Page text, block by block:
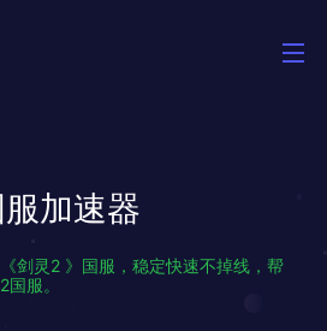
服加速器
剑灵2 》国服，稳定快速不掉线，帮
服。